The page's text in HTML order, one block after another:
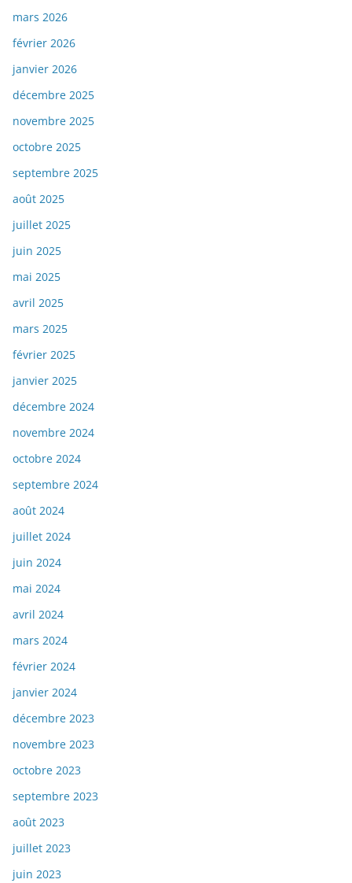
mars 2026
février 2026
janvier 2026
décembre 2025
novembre 2025
octobre 2025
septembre 2025
août 2025
juillet 2025
juin 2025
mai 2025
avril 2025
mars 2025
février 2025
janvier 2025
décembre 2024
novembre 2024
octobre 2024
septembre 2024
août 2024
juillet 2024
juin 2024
mai 2024
avril 2024
mars 2024
février 2024
janvier 2024
décembre 2023
novembre 2023
octobre 2023
septembre 2023
août 2023
juillet 2023
juin 2023